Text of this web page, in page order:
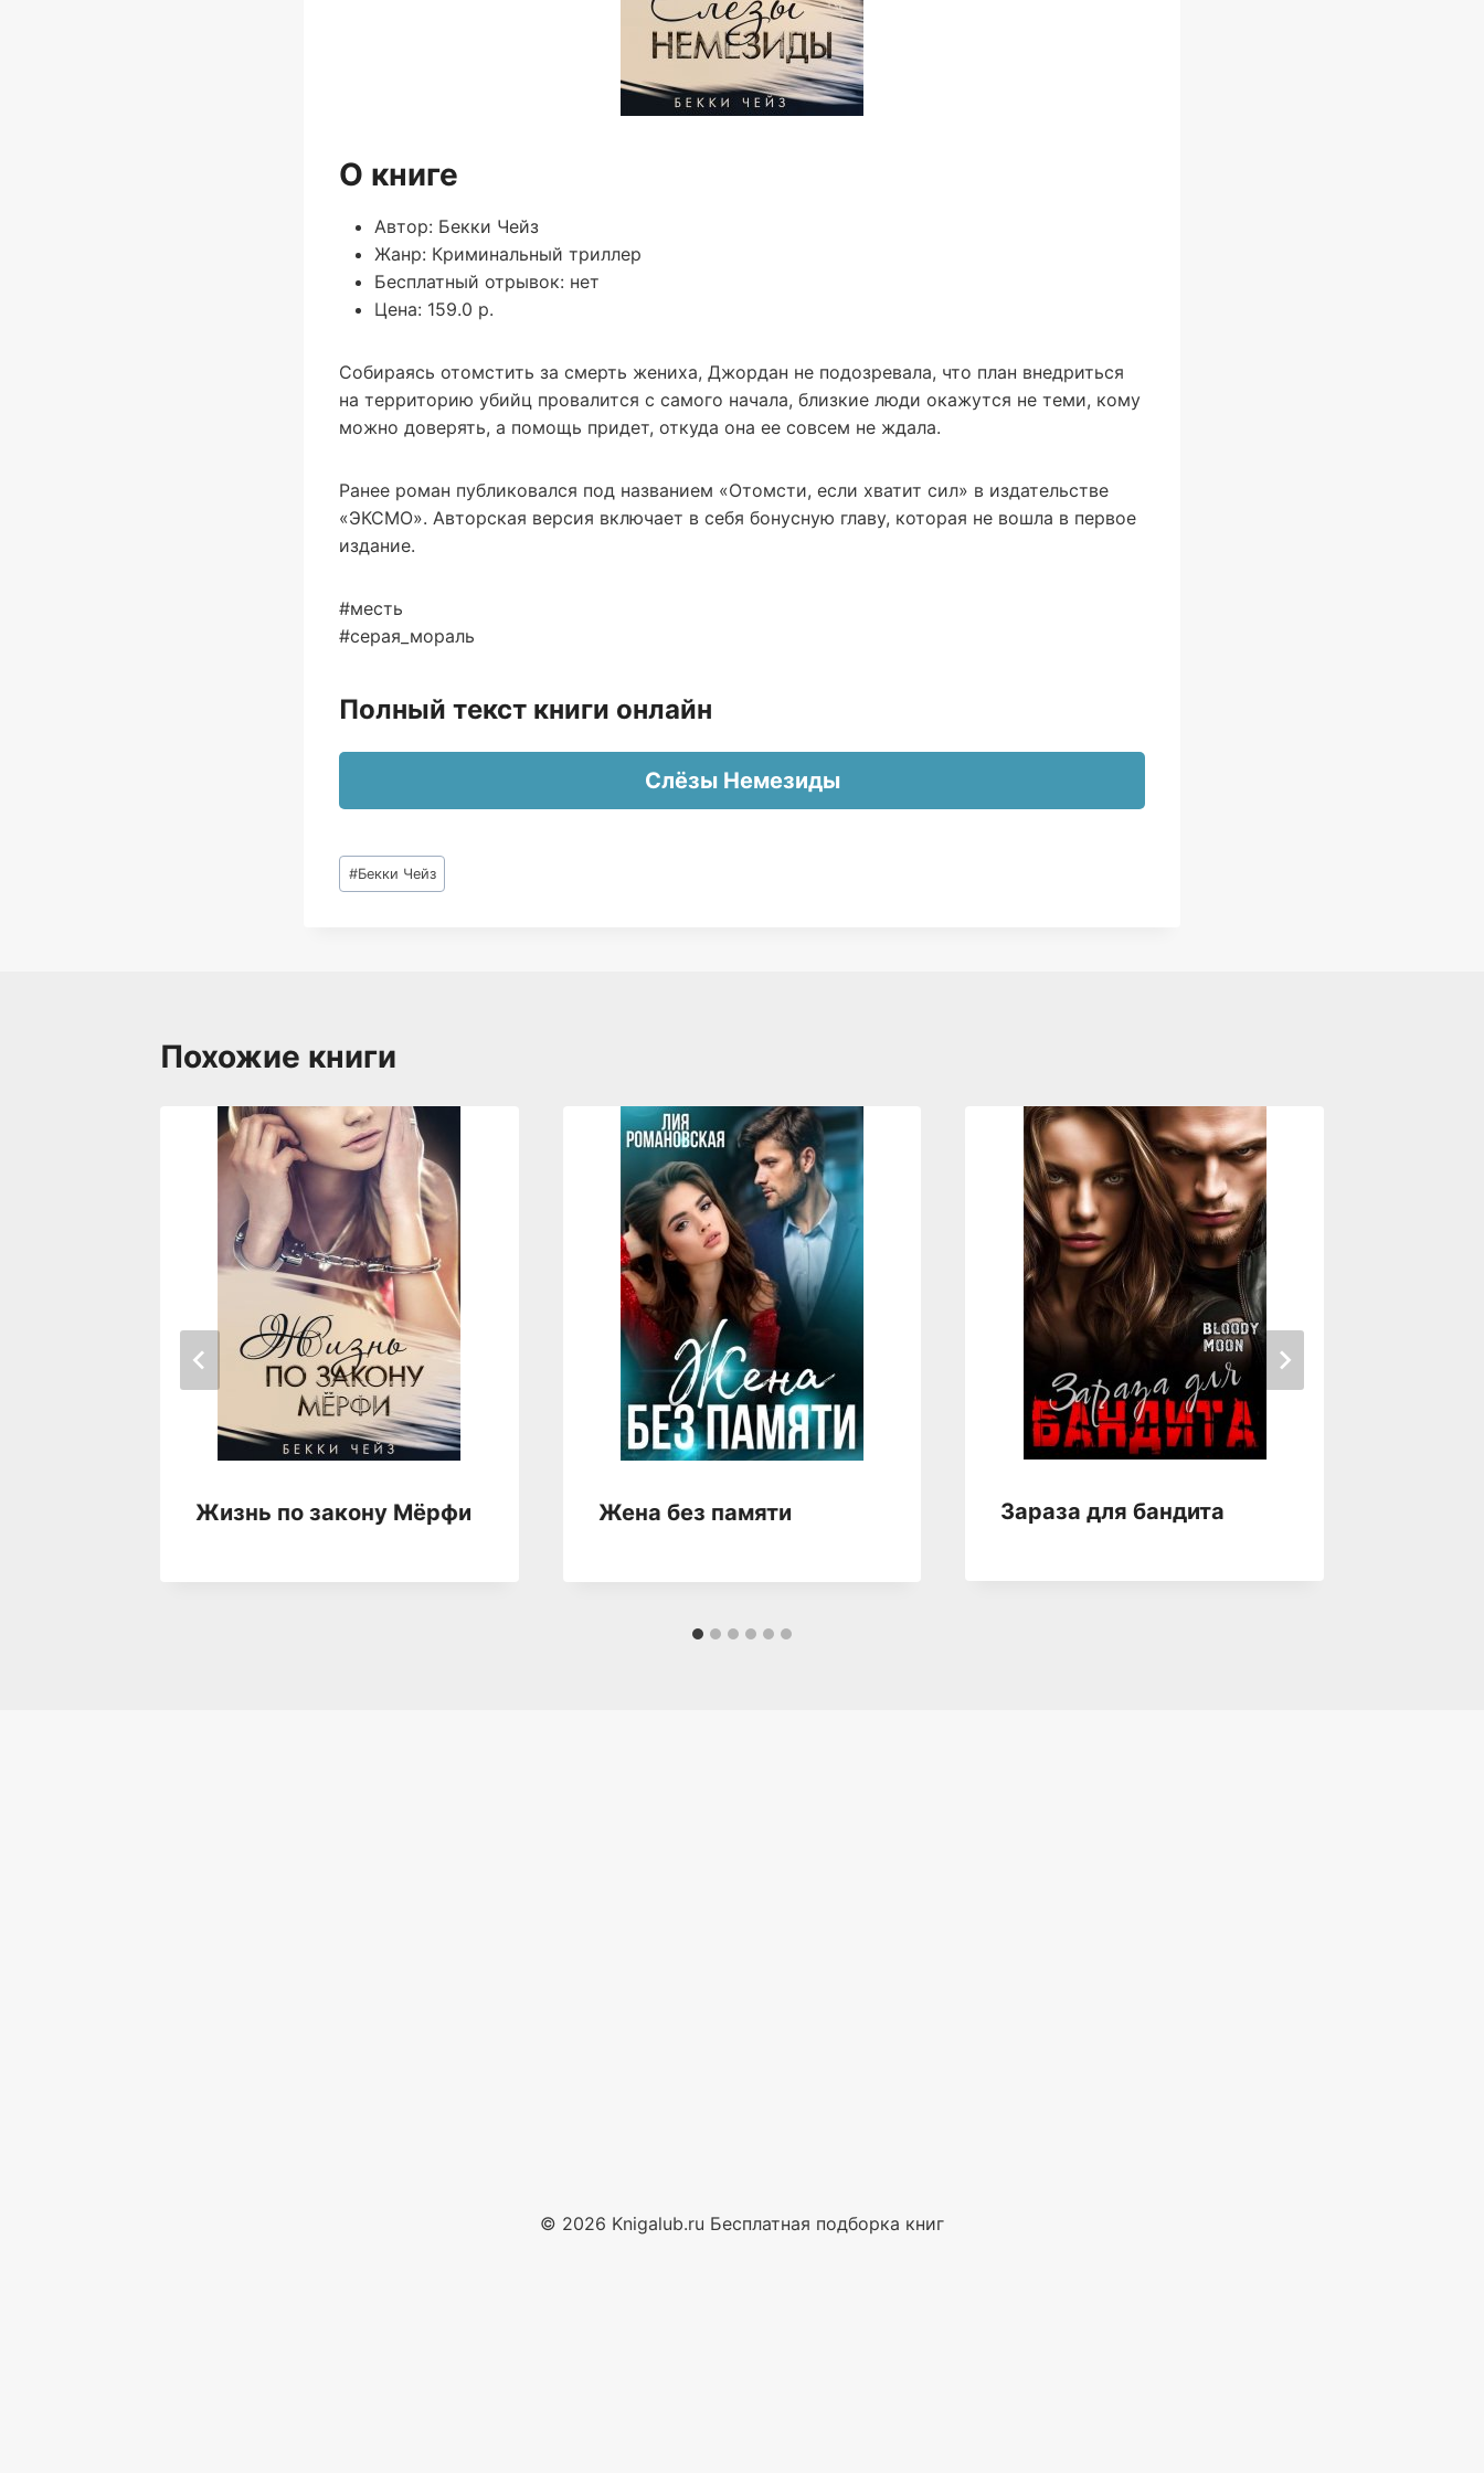
О книге
Автор: Бекки Чейз
Жанр: Криминальный триллер
Бесплатный отрывок: нет
Цена: 159.0 р.
Собираясь отомстить за смерть жениха, Джордан не подозревала, что план внедриться
на территорию убийц провалится с самого начала, близкие люди окажутся не теми, кому
можно доверять, а помощь придет, откуда она ее совсем не ждала.
Ранее роман публиковался под названием «Отомсти, если хватит сил» в издательстве
«ЭКСМО». Авторская версия включает в себя бонусную главу, которая не вошла в первое
издание.
#месть
#серая_мораль
Полный текст книги онлайн
Слёзы Немезиды
Метки
записи:
#Бекки Чейз
Похожие книги
Жизнь по закону Мёрфи Жена без памяти Зараза для бандита
© 2026 Knigalub.ru Бесплатная подборка книг